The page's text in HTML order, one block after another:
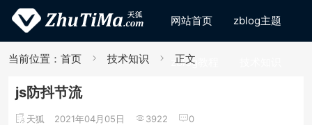
网站首页 zblog主题
zblog教程
当前位置： 首页 技术知识 正文
js防抖节流
天狐 2021年04月05日 3922 0